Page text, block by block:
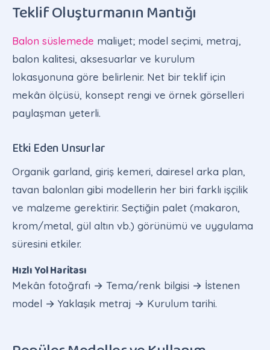
Teklif Oluşturmanın Mantığı
Balon süslemede maliyet; model seçimi, metraj,
balon kalitesi, aksesuarlar ve kurulum
lokasyonuna göre belirlenir. Net bir teklif için
mekân ölçüsü, konsept rengi ve örnek görselleri
paylaşman yeterli.
Etki Eden Unsurlar
Organik garland, giriş kemeri, dairesel arka plan,
tavan balonları gibi modellerin her biri farklı işçilik
ve malzeme gerektirir. Seçtiğin palet (makaron,
krom/metal, gül altın vb.) görünümü ve uygulama
süresini etkiler.
Hızlı Yol Haritası
Mekân fotoğrafı → Tema/renk bilgisi → İstenen
model → Yaklaşık metraj → Kurulum tarihi.